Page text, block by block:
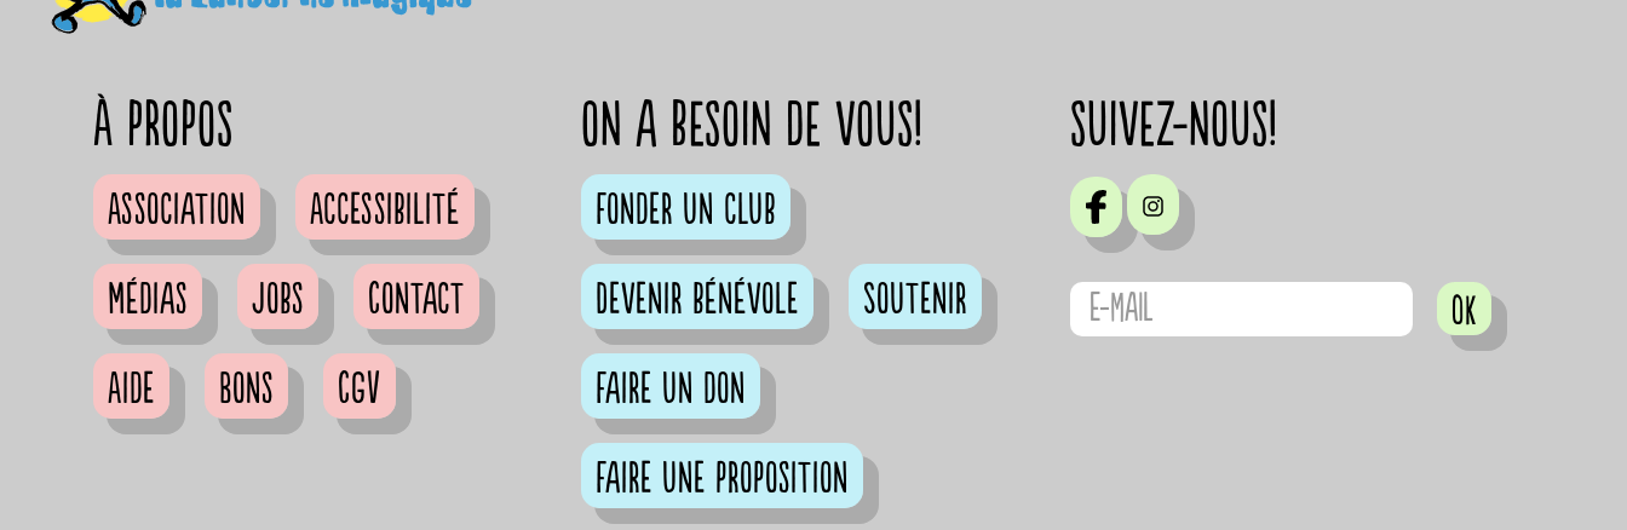
à propos
Association
Accessibilité
Médias
Jobs
Contact
Aide
Bons CGV
on a besoin de vous!
Fonder un club
Devenir bénévole
Soutenir
Faire un don
Faire une proposition
suivez-nous!
OK